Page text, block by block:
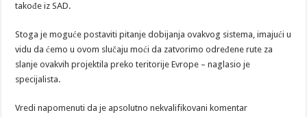
takođe iz SAD.
Stoga je moguće postaviti pitanje dobijanja ovakvog sistema, imajući u
vidu da ćemo u ovom slučaju moći da zatvorimo određene rute za
slanje ovakvih projektila preko teritorije Evrope – naglasio je
specijalista.
Vredi napomenuti da je apsolutno nekvalifikovani komentar